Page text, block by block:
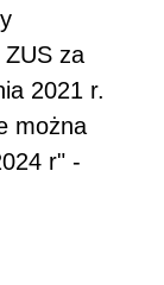
ZUS za
2021 r.
można
r" -